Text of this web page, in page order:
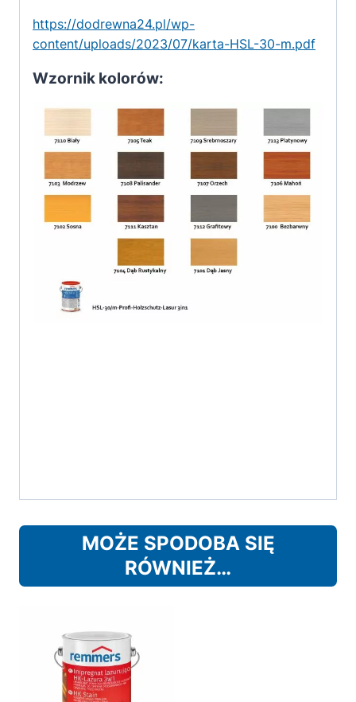
https://dodrewna24.pl/wp-
content/uploads/2023/07/karta-HSL-30-m.pdf
Wzornik kolorów:
MOŻE SPODOBA SIĘ
RÓWNIEŻ…